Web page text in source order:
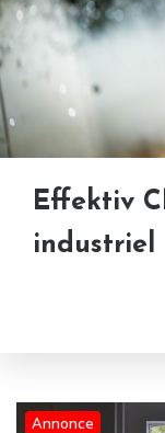
Sådan
Effektiv
industriel
Annonce